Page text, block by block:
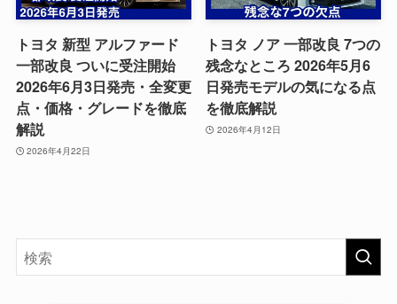
トヨタ 新型 アルファード
一部改良 ついに受注開始
2026年6月3日発売・全変更
点・価格・グレードを徹底
解説
2026年4月22日
トヨタ ノア 一部改良 7つの
残念なところ 2026年5月6
日発売モデルの気になる点
を徹底解説
2026年4月12日